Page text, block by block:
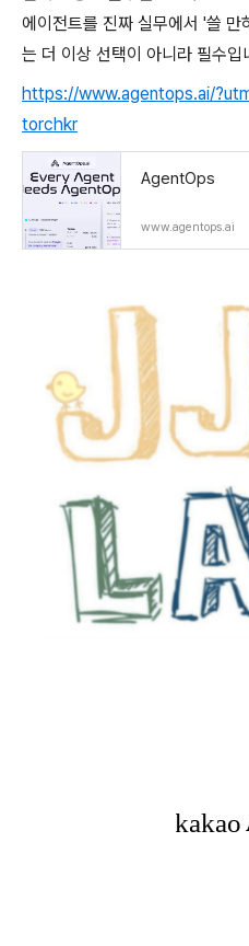
에이전트를 진짜 실무에서 '쓸
는 더 이상 선택이 아니라 필수입
https://www.agentops.ai/
torchkr
AgentOps
www.agentops.ai